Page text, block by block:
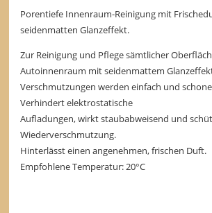
Porentiefe Innenraum-Reinigung mit
seidenmatten Glanzeffekt.
Zur Reinigung und Pflege sämtlicher
Autoinnenraum mit seidenmattem
Verschmutzungen werden einfach und
Verhindert elektrostatische
Aufladungen, wirkt staubabweisend und
Wiederverschmutzung.
Hinterlässt einen angenehmen, frischen Duft.
Empfohlene Temperatur: 20°C